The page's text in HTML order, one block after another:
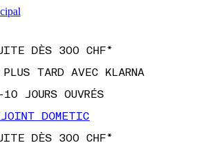
TARD AVEC KLARNA
JOURS OUVRÉS
DOMETIC
DÈS 300 CHF*
TARD AVEC KLARNA